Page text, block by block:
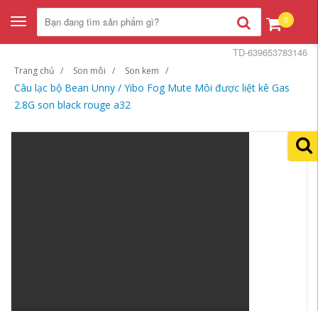
Toggle
navigation
0
Trang chủ Son môi Son kem
Câu lạc bộ Bean Unny / Yibo Fog Mute Môi được liệt kê Gas
2.8G son black rouge a32
TD-639653783146